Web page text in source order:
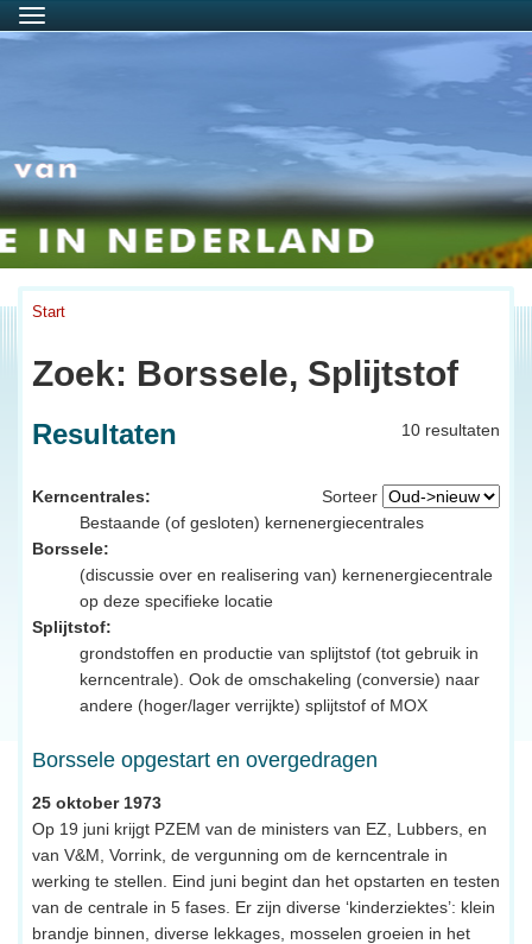
Menu
Start
Zoek: Borssele, Splijtstof
10 resultaten
Resultaten
Sorteer
Kerncentrales:
Bestaande (of gesloten) kernenergiecentrales
Borssele:
(discussie over en realisering van) kernenergiecentrale
op deze specifieke locatie
Splijtstof:
grondstoffen en productie van splijtstof (tot gebruik in
kerncentrale). Ook de omschakeling (conversie) naar
andere (hoger/lager verrijkte) splijtstof of MOX
Borssele opgestart en overgedragen
25 oktober 1973
Op 19 juni krijgt PZEM van de ministers van EZ, Lubbers, en
van V&M, Vorrink, de vergunning om de kerncentrale in
werking te stellen. Eind juni begint dan het opstarten en testen
van de centrale in 5 fases. Er zijn diverse ‘kinderziektes’: klein
brandje binnen, diverse lekkages, mosselen groeien in het